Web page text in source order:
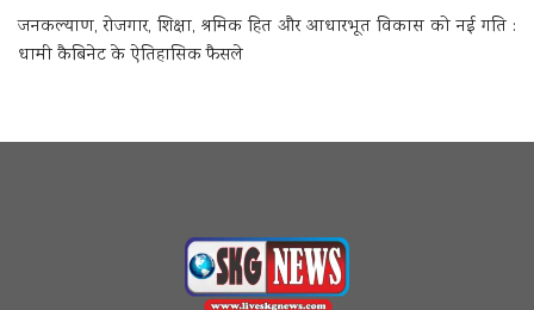
जनकल्याण, रोजगार, शिक्षा, श्रमिक हित और आधारभूत विकास को नई गति :
धामी कैबिनेट के ऐतिहासिक फैसले